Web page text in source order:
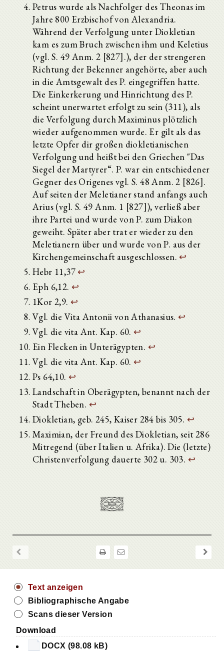
Petrus wurde als Nachfolger des Theonas im
Jahre 800 Erzbischof von Alexandria.
Während der Verfolgung unter Diokletian
kam es zum Bruch zwischen ihm und Keletius
(vgl. S. 49 Anm. 2 [827].), der der strengeren
Richtung der Bekenner angehörte, aber auch
in die Amtsgewalt des P. eingegriffen hatte.
Die Einkerkerung und Hinrichtung des P.
scheint unerwartet erfolgt zu sein (311), als
die Verfolgung durch Maximinus plötzlich
wieder aufgenommen wurde. Er gilt als das
letzte Opfer dir großen diokletianischen
Verfolgung und heißt bei den Griechen "Das
Siegel der Martyrer“. P. war ein entschiedener
Gegner des Origenes vgl. S. 48 Anm. 2 [826].
Auf seiten der Meletianer stand anfangs auch
Arius (vgl. S. 49 Anm. 1 [827]), verließ aber
ihre Partei und wurde von P. zum Diakon
geweiht. Später aber trat er wieder zu den
Meletianern über und wurde von P. aus der
Kirchengemeinschaft ausgeschlossen.↩
Hebr 11,37 ↩
Eph 6,12.↩
1Kor 2,9.↩
Vgl. die Vita Antonii von Athanasius. ↩
Vgl. die vita Ant. Kap. 60. ↩
Ein Flecken in Unterägypten. ↩
Vgl. die vita Ant. Kap. 60. ↩
Ps 64,10. ↩
Landschaft in Oberägypten, benannt nach der
Stadt Theben. ↩
Diokletian, geb. 245, Kaiser 284 bis 305. ↩
Maximian, der Freund des Diokletian, seit 286
Mitregend (über Italien u. Afrika). Die (letzte)
Christenverfolgung dauerte 302 u. 303. ↩
Text anzeigen
Bibliographische Angabe
Scans dieser Version
Download
DOCX (98.08 kB)